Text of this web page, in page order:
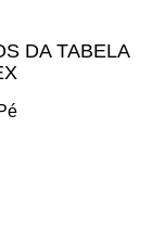
DA TABELA